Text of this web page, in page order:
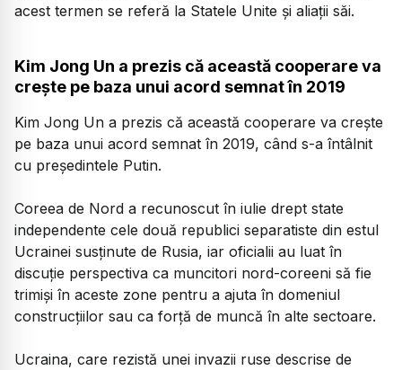
acest termen se referă la Statele Unite şi aliaţii săi.
Kim Jong Un a prezis că această cooperare va
creşte pe baza unui acord semnat în 2019
Kim Jong Un a prezis că această cooperare va creşte
pe baza unui acord semnat în 2019, când s-a întâlnit
cu preşedintele Putin.
Coreea de Nord a recunoscut în iulie drept state
independente cele două republici separatiste din estul
Ucrainei susţinute de Rusia, iar oficialii au luat în
discuţie perspectiva ca muncitori nord-coreeni să fie
trimişi în aceste zone pentru a ajuta în domeniul
construcţiilor sau ca forţă de muncă în alte sectoare.
Ucraina, care rezistă unei invazii ruse descrise de